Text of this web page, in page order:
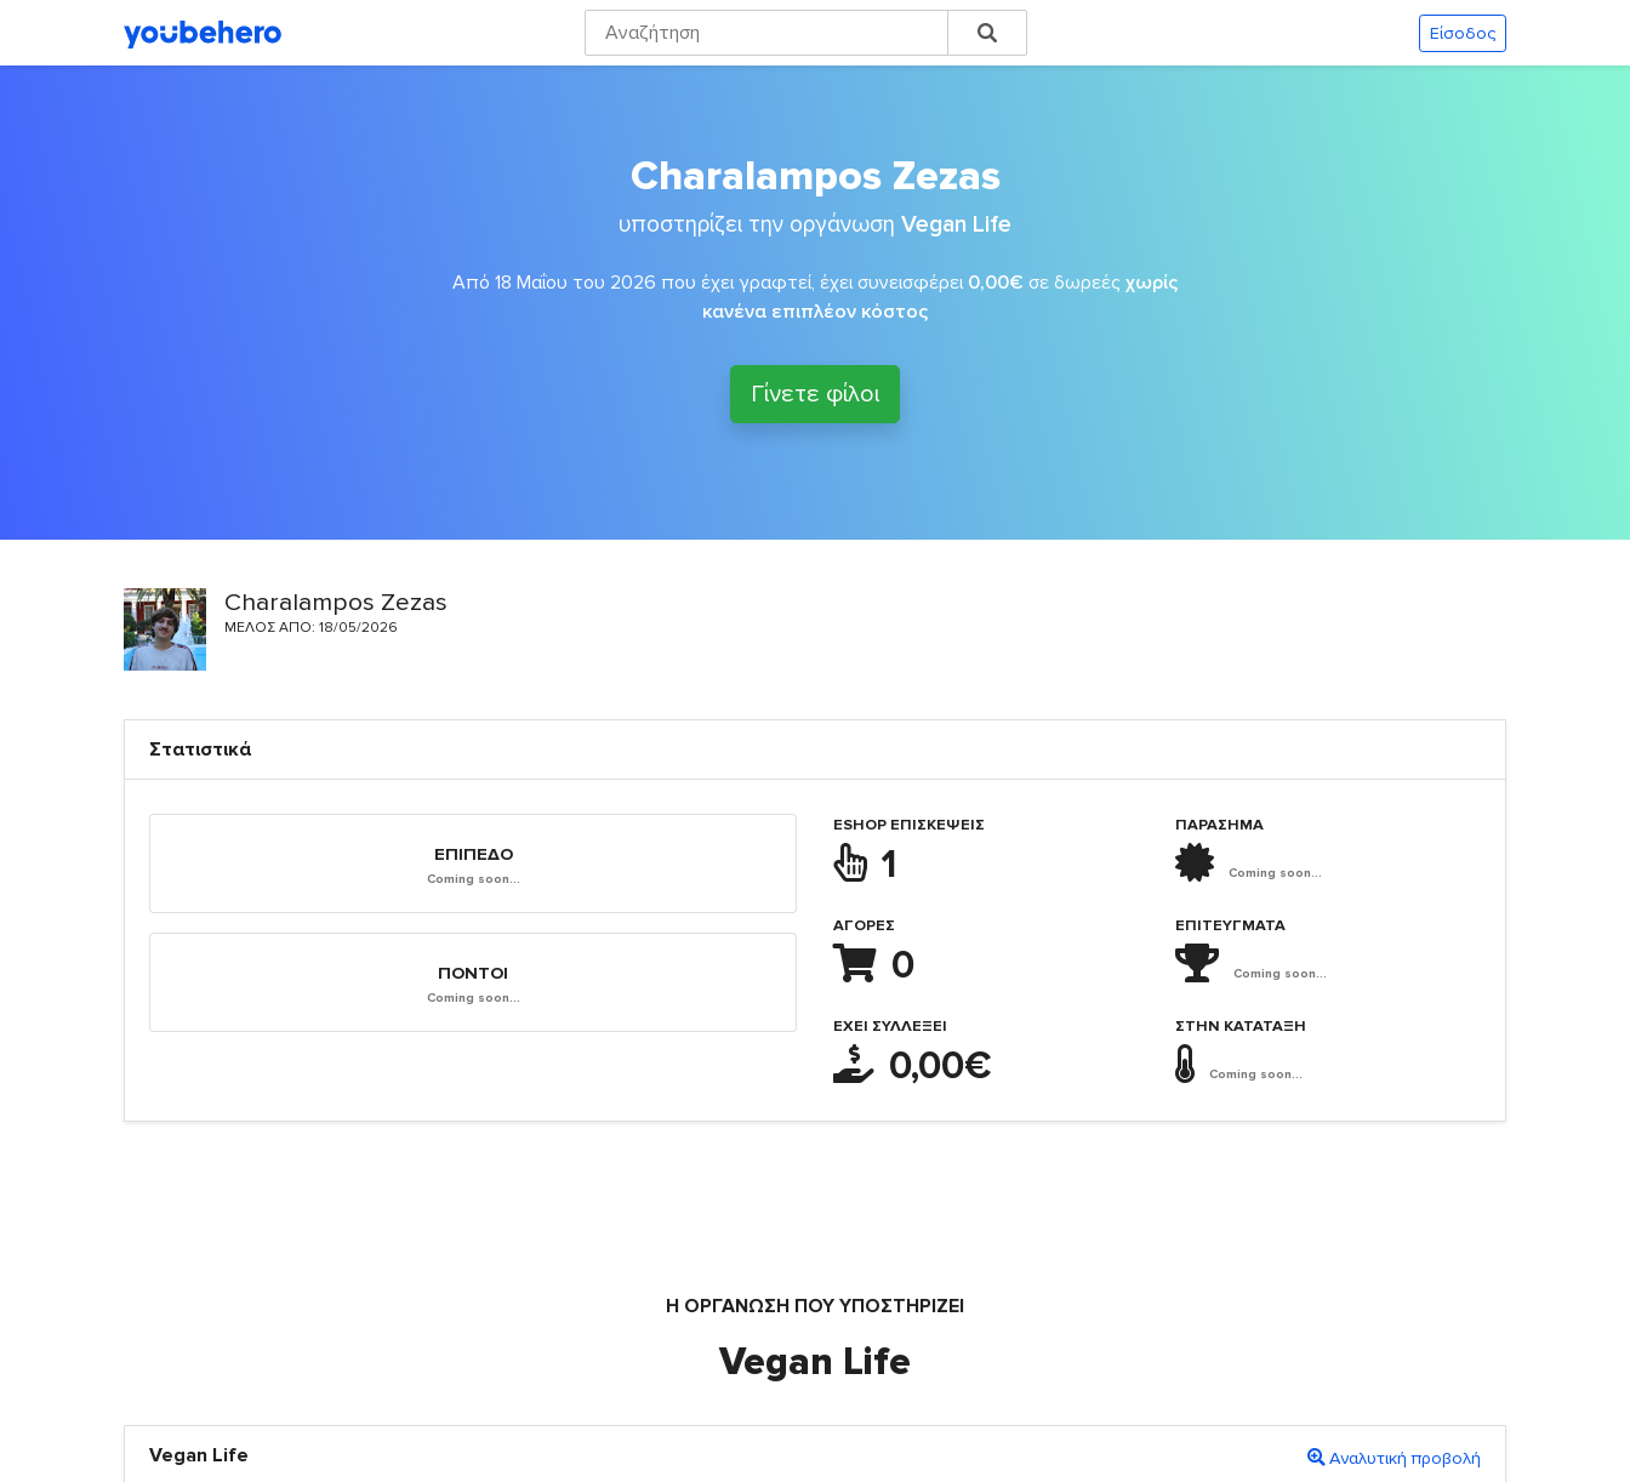
Είσοδος
Charalampos Zezas
υποστηρίζει την οργάνωση Vegan Life
Από 18 Μαΐου του 2026 που έχει γραφτεί, έχει συνεισφέρει 0,00€ σε δωρεές χωρίς
κανένα επιπλέον κόστος
Γίνετε φίλοι
Charalampos Zezas
ΜΈΛΟΣ ΑΠΌ: 18/05/2026
Στατιστικά
ΕΠΊΠΕΔΟ
Coming soon...
ΠΌΝΤΟΙ
Coming soon...
ESHOP ΕΠΙΣΚΈΨΕΙΣ
1
ΑΓΟΡΈΣ
0
ΈΧΕΙ ΣΥΛΛΈΞΕΙ
0,00€
ΠΑΡΑΣΗΜΑ
Coming soon...
ΕΠΙΤΕΎΓΜΑΤΑ
Coming soon...
ΣΤΗΝ ΚΑΤΆΤΑΞΗ
Coming soon...
Η ΟΡΓΆΝΩΣΗ ΠΟΥ ΥΠΟΣΤΗΡΙΖΕΙ
Vegan Life
Vegan Life Αναλυτική προβολή